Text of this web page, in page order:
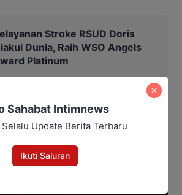
Stroke RSUD Doris
Dunia, Raih WSO Angels
Platinum
Sahabat Intimnews
Update Berita Terbaru
Ikuti Saluran